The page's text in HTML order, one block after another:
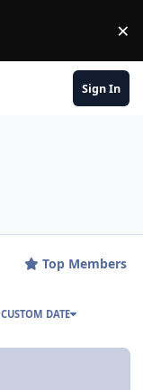
×
Sign In
Top Members
CUSTOM DATE